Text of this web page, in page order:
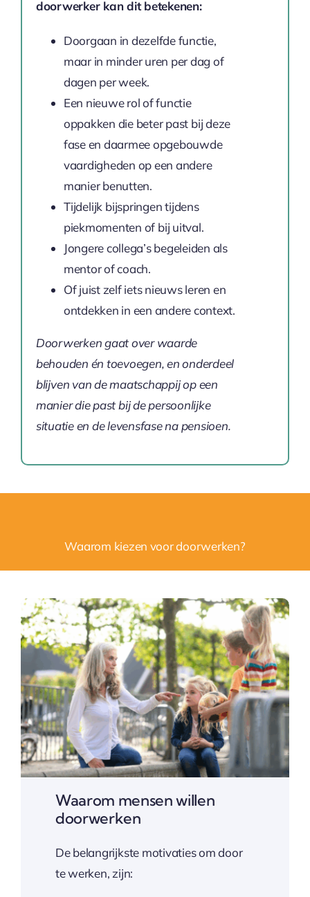
doorwerker kan dit betekenen:
Doorgaan in dezelfde functie,
maar in minder uren per dag of
dagen per week.
Een nieuwe rol of functie
oppakken die beter past bij deze
fase en daarmee opgebouwde
vaardigheden op een andere
manier benutten.
Tijdelijk bijspringen tijdens
piekmomenten of bij uitval.
Jongere collega’s begeleiden als
mentor of coach.
Of juist zelf iets nieuws leren en
ontdekken in een andere context.
Doorwerken gaat over waarde
behouden én toevoegen, en onderdeel
blijven van de maatschappij op een
manier die pastbij de persoonlijke
situatie en de levensfase na pensioen.
Waarom kiezen voor doorwerken?
Waarom mensen willen
doorwerken
De belangrijkste motivaties om door
te werken, zijn: